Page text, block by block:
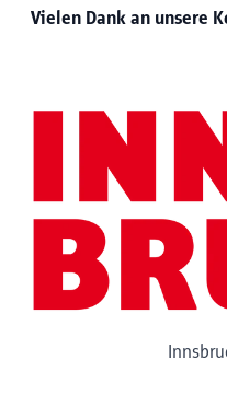
Vielen Dank an unsere